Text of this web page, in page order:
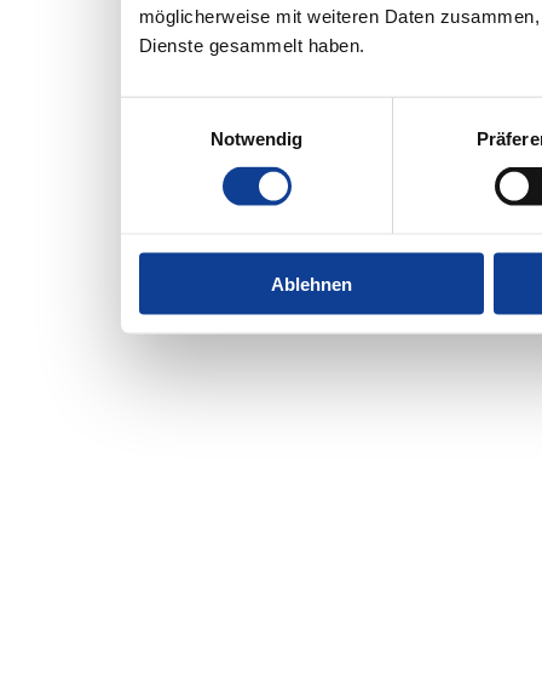
möglicherweise mit weiteren Daten
Dienste gesammelt haben.
Notwendig
Ablehnen